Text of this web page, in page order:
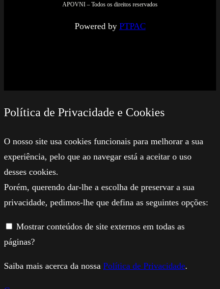
APOVNI – Todos os direitos reservados
Powered by PTPAC
Política de Privacidade e Cookies
O nosso site usa cookies funcionais para melhorar a sua
experiência, pelo que ao navegar está a aceitar o uso
desses cookies.
Porém, querendo dar-lhe a escolha de preservar a sua
privacidade, pedimos-lhe que defina as seguintes opções:
Mostrar conteúdos de site externos em todas as
páginas?
Saiba mais acerca da nossa Política de Privacidade.